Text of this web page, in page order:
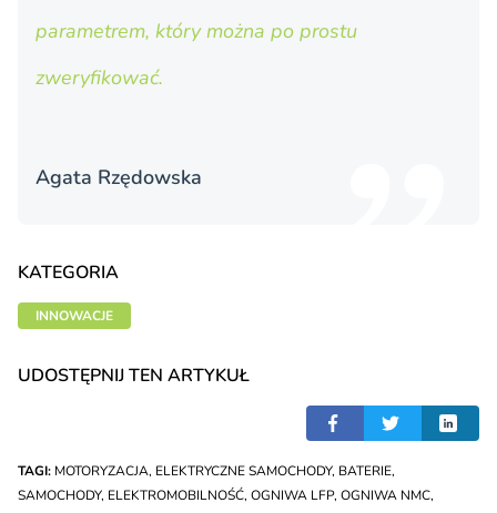
parametrem, który można po prostu
zweryfikować.
Agata Rzędowska
KATEGORIA
INNOWACJE
UDOSTĘPNIJ TEN ARTYKUŁ
TAGI: MOTORYZACJA, ELEKTRYCZNE SAMOCHODY, BATERIE,
SAMOCHODY, ELEKTROMOBILNOŚĆ, OGNIWA LFP, OGNIWA NMC,